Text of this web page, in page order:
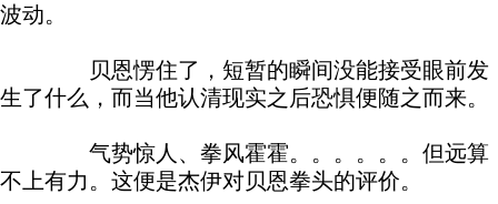
波动。
贝恩愣住了，短暂的瞬间没能接受眼前发
生了什么，而当他认清现实之后恐惧便随之而来。
气势惊人、拳风霍霍。。。。。。但远算
不上有力。这便是杰伊对贝恩拳头的评价。